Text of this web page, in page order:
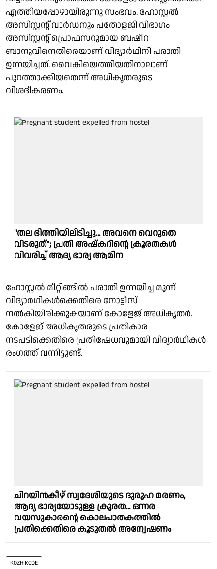
എത്തിയപ്പോഴായിരുന്നു സംഭവം. ഹോസ്റ്റൽ
അസിസ്റ്റൻ്റ് വാർഡനും പതോളജി വിഭാഗം
അസിസ്റ്റൻ്റ് പ്രൊഫസറുമായ ബഷീറ
ബാനുവിനെതിരെയാണ് വിദ്യാർഥിനി പരാതി
ഉന്നയിച്ചത്. വൈകിയെത്തിയതിനാലാണ്
പുറത്താക്കിയതെന്ന് അധികൃതരുടെ
വിശദീകരണം.
"തല ഭിത്തിയിലിടിച്ചു... അവനെ വെറുതെ
വിടരുത്"; പ്രതി അഷ്കറിൻ്റെ ക്രൂരതകൾ
വിവരിച്ച് ആദ്യ ഭാര്യ ആമിന
ഹോസ്റ്റൽ മീറ്റിങ്ങിൽ പരാതി ഉന്നയിച്ച മൂന്ന്
വിദ്യാർഥികൾക്കെതിരെ നോട്ടീസ്
നൽകിയിരിക്കുകയാണ് കോളേജ് അധികൃതർ.
കോളേജ് അധികൃതരുടെ പ്രതികാര
നടപടിക്കെതിരെ പ്രതിഷേധവുമായി വിദ്യാർഥികൾ
രംഗത്ത് വന്നിട്ടുണ്ട്.
ചിറയിൻകീഴ് സ്വദേശിയുടെ ദുരൂഹ മരണം,
ആദ്യ ഭാര്യയോടുള്ള ക്രൂരത... ഒന്നര
വയസുകാരന്റെ കൊലപാതകത്തിൽ
പ്രതിക്കെതിരെ കൂടുതൽ അന്വേഷണം
KOZHIKODE